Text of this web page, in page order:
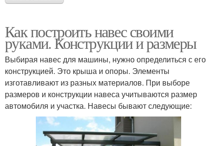
Как построить навес своими
руками. Конструкции и размеры
Выбирая навес для машины, нужно определиться с его
конструкцией. Это крыша и опоры. Элементы
изготавливают из разных материалов. При выборе
размеров и конструкции навеса учитываются размер
автомобиля и участка. Навесы бывают следующие: